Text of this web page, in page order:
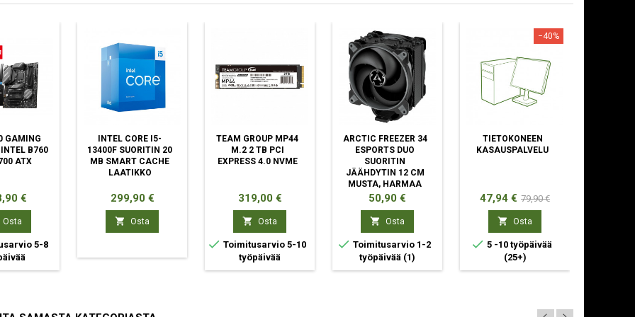
GAMING
B760
ATX
€
Osta
5-8
INTEL CORE I5-
13400F SUORITIN 20
MB SMART CACHE
LAATIKKO
Hinta
299,90 €
 Osta
TEAM GROUP MP44
M.2 2 TB PCI
EXPRESS 4.0 NVME
Hinta
319,00 €
 Osta
 Toimitusarvio 5-10
työpäivää
ARCTIC FREEZER 34
ESPORTS DUO
SUORITIN
JÄÄHDYTIN 12 CM
MUSTA, HARMAA
Hinta
50,90 €
 Osta
 Toimitusarvio 1-2
työpäivää (1)
−40%
TIETOKONEEN
KASAUSPALVELU
Hinta
47,94 € Normaali
hinta
79,90 €
 Osta
 5 -10 työpäivää
(25+)